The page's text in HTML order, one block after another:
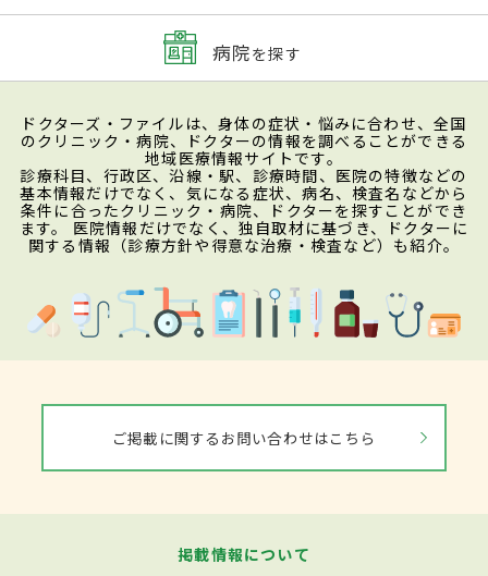
病院を探す
ドクターズ・ファイルは、身体の症状・悩みに合わせ、全国
のクリニック・病院、ドクターの情報を調べることができる
地域医療情報サイトです。
診療科目、行政区、沿線・駅、診療時間、医院の特徴などの
基本情報だけでなく、気になる症状、病名、検査名などから
条件に合ったクリニック・病院、ドクターを探すことができ
ます。 医院情報だけでなく、独自取材に基づき、ドクターに
関する情報（診療方針や得意な治療・検査など）も紹介。
ご掲載に関するお問い合わせはこちら
掲載情報について